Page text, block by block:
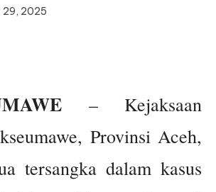
29, 2025
– Kejaksaan
Provinsi Aceh,
tersangka dalam kasus